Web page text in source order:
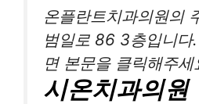
온플란트치과의원의
범일로 86 3층입니다
면 본문을 클릭해주세
시온치과의원